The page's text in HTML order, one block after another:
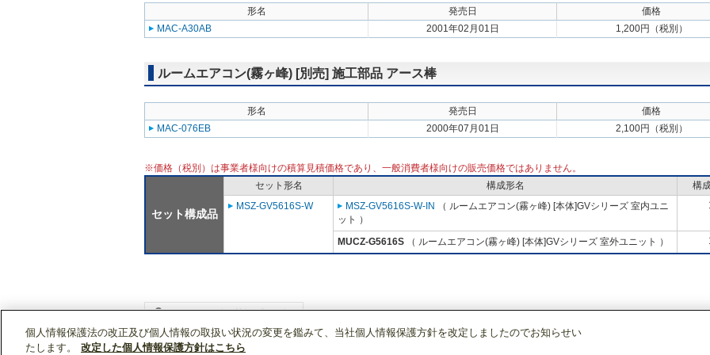
形名 発売日
価格
MAC-A30AB
2001年02月01日 1,200円（税別）
ルームエアコン(霧ヶ峰) [別売] 施工部品 アース棒
形名 発売日
価格
MAC-076EB
2000年07月01日 2,100円（税別）
※価格（税別）は事業者様向けの積算見積価格であり、一般消費者様向けの販売価格ではありません。
セット構成品
セット形名 構成形名
構
MSZ-GV5616S-W
MSZ-GV5616S-W-IN
（ ルームエアコン(霧ヶ峰) [本体]GVシリーズ 室内ユニ
ット ）
MUCZ-G5616S （ ルームエアコン(霧ヶ峰) [本体]GVシリーズ 室外ユニット ）
WIN2Kトップ 製品情報
個人情報保護法の改正及び個人情報の取扱い状況の変更を鑑みて、当社個人情報保護方針を改定しましたのでお知らせい
たします。
改定した個人情報保護方針はこちら